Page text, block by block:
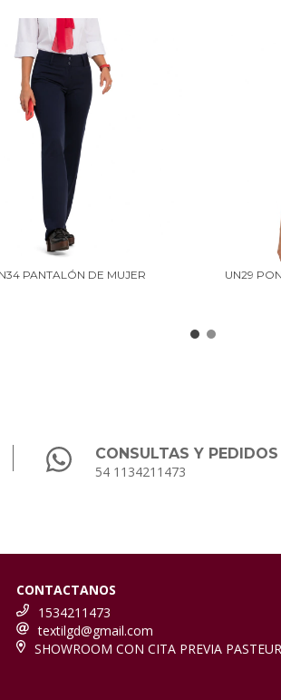
PANTALÓN DE MUJER UN29
CONSULTAS Y PEDIDOS
54 1134211473
CONTACTANOS
1534211473
textilgd@gmail.com
SHOWROOM CON CITA PREVIA